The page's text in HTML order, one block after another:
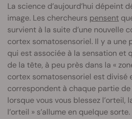
La science d’aujourd’hui dépeint
image. Les chercheurs pensent
survient à la suite d’une nouvelle
cortex somatosensoriel. Il y a une
qui est associée à la sensation et
de la tête, à peu près dans la «
cortex somatosensoriel est divisé
correspondent à chaque partie
lorsque vous vous blessez l’orteil,
l’orteil » s’allume en quelque sorte.